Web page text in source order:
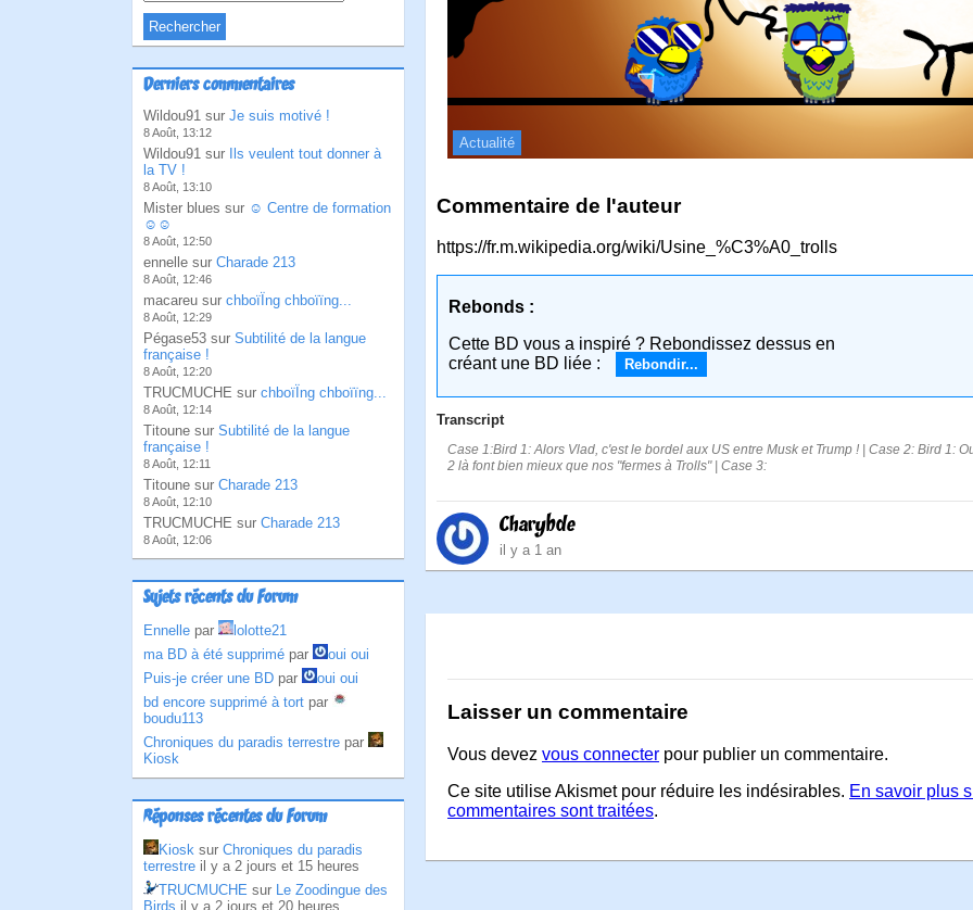
Derniers commentaires
Wildou91 sur Je suis motivé !
8 Août, 13:12
Wildou91 sur
Ils veulent tout donner à
la TV !
8 Août, 13:10
Mister blues sur ☺ Centre de formation
☺☺
8 Août, 12:50
ennelle sur Charade 213
8 Août, 12:46
macareu sur chboïÏng chboïïng...
8 Août, 12:29
Pégase53 sur Subtilité de la langue
française !
8 Août, 12:20
TRUCMUCHE sur chboïÏng chboïïng...
8 Août, 12:14
Titoune sur Subtilité de la langue
française !
8 Août, 12:11
Titoune sur Charade 213
8 Août, 12:10
TRUCMUCHE sur Charade 213
8 Août, 12:06
Sujets récents du Forum
Ennelle par
lolotte21
ma BD à été supprimé par
oui oui
Puis-je créer une BD par
oui oui
bd encore supprimé à tort par
boudu113
Chroniques du paradis terrestre par
Kiosk
Réponses récentes du Forum
Kiosk sur Chroniques du paradis
terrestre il y a 2 jours et 15 heures
TRUCMUCHE sur Le Zoodingue des
Birds il y a 2 jours et 20 heures
Actualité
Commentaire de l'auteur
https://fr.m.wikipedia.org/wiki/Usine_%C3%A0_trolls
Rebonds :
Cette BD vous a inspiré ? Rebondissez dessus en
créant une BD liée :
Rebondir...
Transcript
Case 1:Bird 1: Alors Vlad, c'est le bordel aux US entre Musk et Trump ! | Case 2: Bird 1:
2 là font bien mieux que nos "fermes à Trolls" | Case 3:
Charybde
il y a 1 an
Laisser un commentaire
Vous devez vous connecter pour publier un commentaire.
Ce site utilise Akismet pour réduire les indésirables. En savoir plus
commentaires sont traitées.